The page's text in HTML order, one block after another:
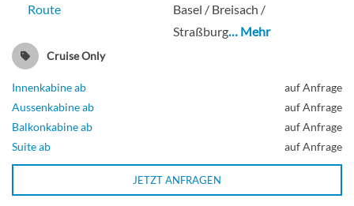
Piano Deck
Aussenkabine
Fixed Window-[E]
Route
Basel / Breisach /
Straßburg… Mehr
Cruise Only
Innenkabine ab
auf Anfrage
Aussenkabine ab
auf Anfrage
Balkonkabine ab
auf Anfrage
Suite ab
auf Anfrage
JETZT ANFRAGEN